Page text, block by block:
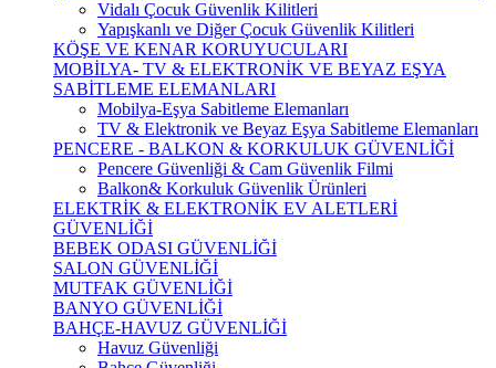
Vidalı Çocuk Güvenlik Kilitleri
Yapışkanlı ve Diğer Çocuk Güvenlik Kilitleri
KÖŞE VE KENAR KORUYUCULARI
MOBİLYA- TV & ELEKTRONİK VE BEYAZ EŞYA
SABİTLEME ELEMANLARI
Mobilya-Eşya Sabitleme Elemanları
TV & Elektronik ve Beyaz Eşya Sabitleme Elemanları
PENCERE - BALKON & KORKULUK GÜVENLİĞİ
Pencere Güvenliği & Cam Güvenlik Filmi
Balkon& Korkuluk Güvenlik Ürünleri
ELEKTRİK & ELEKTRONİK EV ALETLERİ
GÜVENLİĞİ
BEBEK ODASI GÜVENLİĞİ
SALON GÜVENLİĞİ
MUTFAK GÜVENLİĞİ
BANYO GÜVENLİĞİ
BAHÇE-HAVUZ GÜVENLİĞİ
Havuz Güvenliği